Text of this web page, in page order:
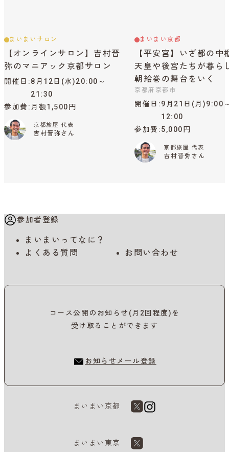
まいまいサロン
【オンラインサロン】吉村晋
弥のマニアック京都サロン
開催日
8月12日(水)20:00～
21:30
参加費
月額1,500円
京都旅屋 代表
吉村晋弥さん
まいまい京都
【平安宮】いざ都の中
天皇や後宮たちが暮ら
朝絵巻の舞台をいく
京都府京都市
開催日
9月21日(月)9:00
12:00
参加費 5,000円
京都旅屋 代表
吉村晋弥さん
参加者登録
まいまいってなに？
よくある質問
お問い合わせ
コース公開のお知らせ(月2回程度)を
受け取ることができます
お知らせメール登録
まいまい京都
まいまい東京